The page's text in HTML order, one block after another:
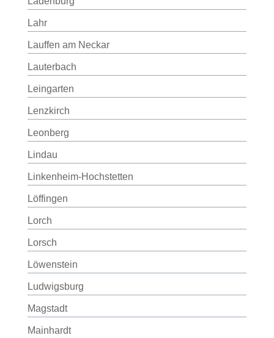
Lahr
Lauffen am Neckar
Lauterbach
Leingarten
Lenzkirch
Leonberg
Lindau
Linkenheim-Hochstetten
Löffingen
Lorch
Lorsch
Löwenstein
Ludwigsburg
Magstadt
Mainhardt